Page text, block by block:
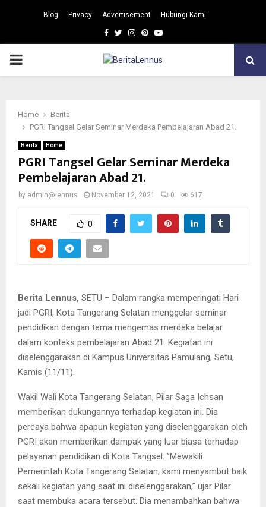
Blog Privacy Advertisement Hubungi Kami
Facebook
TwitterInstagram
Pinterest
Youtube
PRIMARY
Home
Berita
PGRI Tangsel Gelar Seminar Merdeka Pembelajaran Abad 21.
Berita Home
PGRI Tangsel Gelar Seminar Merdeka
Pembelajaran Abad 21.
by admin@lennus November 12, 2021 0 617
SHARE 0
Berita Lennus, SETU – Dalam rangka memperingati Hari
jadi PGRI, Kota Tangerang Selatan menggelar seminar
pendidikan dengan tema mengemas merdeka belajar
dalam konteks pembelajaran Abad 21. Kegiatan ini
diselenggarakan di Kampus Universitas Pamulang, Setu,
Kamis (11/11).
Wakil Wali Kota Tangerang Selatan, Pilar Saga Ichsan
memberikan dukungannya terhadap kegiatan ini. Dia
percaya bahwa apapun kegiatan yang diselenggarakan oleh
PGRI akan memberikan dampak yang luar biasa terhadap
pelayanan pendidikan di Kota Tangsel. ”Mewakili
Pemerintah Kota Tangerang Selatan, kami menyambut baik
sekali kegiatan yang saat ini diselenggarakan,” ujar Pilar
saat membuka acara tersebut. Dia menambahkan bahwa